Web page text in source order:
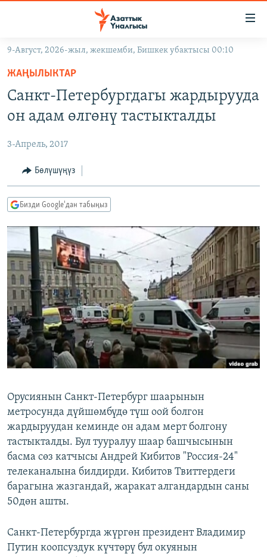
Навигацияга
өтүңүз
Издөөгө
салыңыз
ЭКОНОМИКА
МАДАНИЯТ
БОРБОР АЗИЯ
АТАЙЫН ИЛИКТӨӨ
ТВ ПРОГРАММАЛАР
ЭКСПЕРТТЕР ТАЛДАЙТ
БИЗ ЖАНА ДҮЙНӨ
ДАНИСТЕ
ЭЖЕ-СИҢДИЛЕР
АЗАТТЫК+
ЫҢГАЙСЫЗ СУРООЛОР
ӨЗГӨЧӨ ПИКИР
Русский
ОНЛАЙН ШЕРИНЕ
ЭЕ/АРнун бардык сайттары
9-Август, 2026-жыл, жекшемби, Бишкек убактысы 00:10
ЖАҢЫЛЫКТАР
Санкт-Петербургдагы жардырууда
он адам өлгөнү тастыкталды
3-Апрель, 2017
Бөлүшүңүз
Бизди Google'дан табыңыз
Орусиянын Санкт-Петербург шаарынын
метросунда дүйшөмбүдө түш оой болгон
жардыруудан кеминде он адам мерт болгону
тастыкталды. Бул тууралуу шаар башчысынын
басма сөз катчысы Андрей Кибитов "Россия-24"
телеканалына билдирди. Кибитов Твиттердеги
барагына жазгандай, жаракат алгандардын саны
50дөн ашты.
Санкт-Петербургда жүргөн президент Владимир
Путин коопсуздук күчтөрү бул окуянын